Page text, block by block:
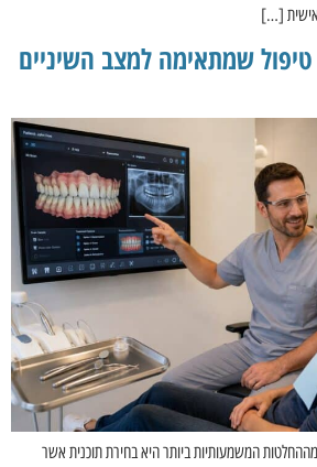
אישית […]
טיפול שמתאימה למצב השיניים
המשמעותיות ביותר היא בחירת תוכנית אשר